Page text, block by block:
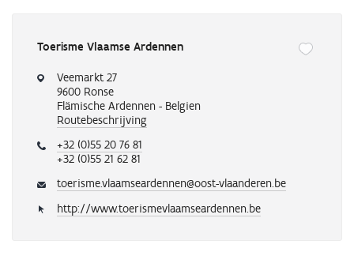
Toerisme Vlaamse Ardennen
knop
verwijdert
voegt
een
toeristische
regio
aan
Veemarkt 27
9600 Ronse
Flämische Ardennen - Belgien
Routebeschrijving
+32 (0)55 20 76 81
+32 (0)55 21 62 81
toerisme.vlaamseardennen@oost-vlaanderen.be
http://www.toerismevlaamseardennen.be